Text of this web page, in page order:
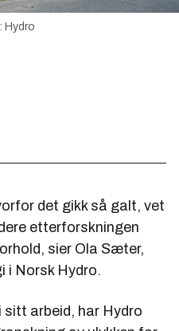
Hydro
det gikk så galt, vet
etterforskningen
sier Ola Sæter,
i Norsk Hydro.
sitt arbeid, har Hydro